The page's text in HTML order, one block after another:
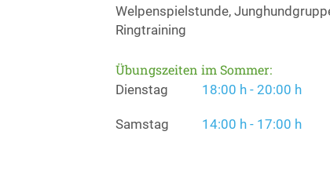
Welpenspielstunde,
Ringtraining
Übungszeiten im Sommer:
Dienstag 18:00 h - 20:00 h
Samstag 14:00 h - 17:00 h